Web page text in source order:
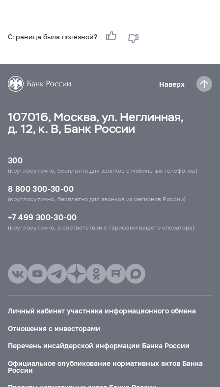
Страница была полезной?
Наверх
107016, Москва, ул. Неглинная,
д. 12, к. В, Банк России
300
(круглосуточно, бесплатно для звонков с мобильных телефонов)
8 800 300-30-00
(круглосуточно, бесплатно для звонков из регионов России)
+7 499 300-30-00
(круглосуточно, в соответствии с тарифами вашего оператора)
Личный кабинет участника информационного обмена
Отношения с инвесторами
Перечень инсайдерской информации Банка России
Официальное опубликование нормативных актов Банка
России